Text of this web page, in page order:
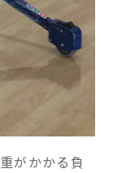
がかかる負